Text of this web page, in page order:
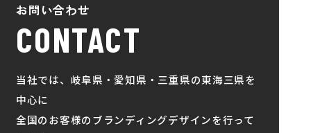
お問い合わせ
CONTACT
当社では、岐阜県・愛知県・三重県の東海三県を
中心に
全国のお客様のブランディングデザインを行って